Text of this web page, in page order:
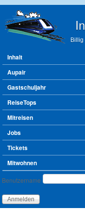
Hauptmenü
Inhalt
Aupair
Gastschuljahr
ReiseTops
Mitreisen
Jobs
Tickets
Mitwohnen
Benutzeranmeldung
Benutzername